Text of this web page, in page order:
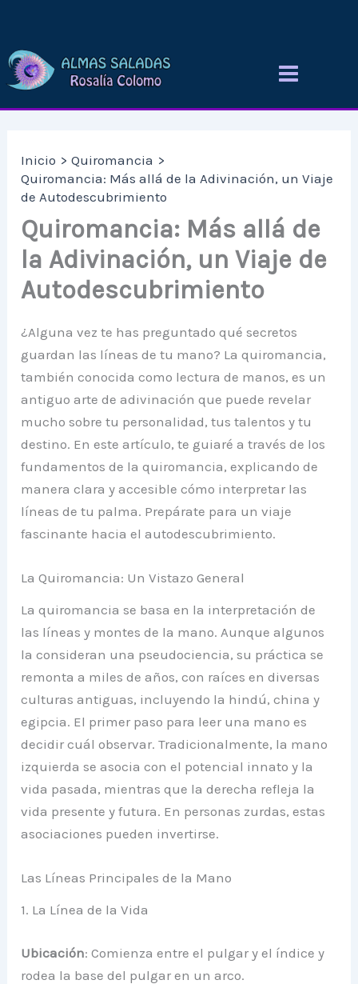
contenido
Inicio
Quiromancia
Quiromancia: Más allá de la Adivinación, un Viaje
de Autodescubrimiento
Quiromancia: Más allá de
la Adivinación, un Viaje de
Autodescubrimiento
¿Alguna vez te has preguntado qué secretos
guardan las líneas de tu mano? La quiromancia,
también conocida como lectura de manos, es un
antiguo arte de adivinación que puede revelar
mucho sobre tu personalidad, tus talentos y tu
destino. En este artículo, te guiaré a través de los
fundamentos de la quiromancia, explicando de
manera clara y accesible cómo interpretar las
líneas de tu palma. Prepárate para un viaje
fascinante hacia el autodescubrimiento.
La Quiromancia: Un Vistazo General
La quiromancia se basa en la interpretación de
las líneas y montes de la mano. Aunque algunos
la consideran una pseudociencia, su práctica se
remonta a miles de años, con raíces en diversas
culturas antiguas, incluyendo la hindú, china y
egipcia. El primer paso para leer una mano es
decidir cuál observar. Tradicionalmente, la mano
izquierda se asocia con el potencial innato y la
vida pasada, mientras que la derecha refleja la
vida presente y futura. En personas zurdas, estas
asociaciones pueden invertirse.
Las Líneas Principales de la Mano
1. La Línea de la Vida
Ubicación: Comienza entre el pulgar y el índice y
rodea la base del pulgar en un arco.